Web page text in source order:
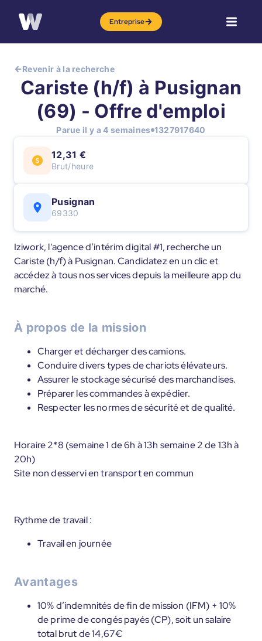
Entreprise
Revenir à la recherche
Cariste (h/f) à Pusignan
(69) - Offre d'emploi
Parue il y a 4 semaines 1327917640
12,31 €
Brut/heure
Pusignan
69330
Iziwork, l'agence d’intérim digital #1, recherche un
Cariste (h/f) à Pusignan. Candidatez en un clic et
accédez à tous nos services depuis la meilleure app du
marché.
À propos de la mission
Charger et décharger des camions.
Conduire divers types de chariots élévateurs.
Assurer le stockage sécurisé des marchandises.
Préparer les commandes à expédier.
Respecter les normes de sécurité et de qualité.
Horaire 2*8 (semaine 1 de 6h à 13h semaine 2 de 13h à
20h)
Site non desservi en transport en commun
Rythme de travail :
Travail en journée
Avantages
10% d’indemnités de fin de mission (IFM) + 10%
de prime de congés payés (CP), soit un salaire
total brut de 14,67€